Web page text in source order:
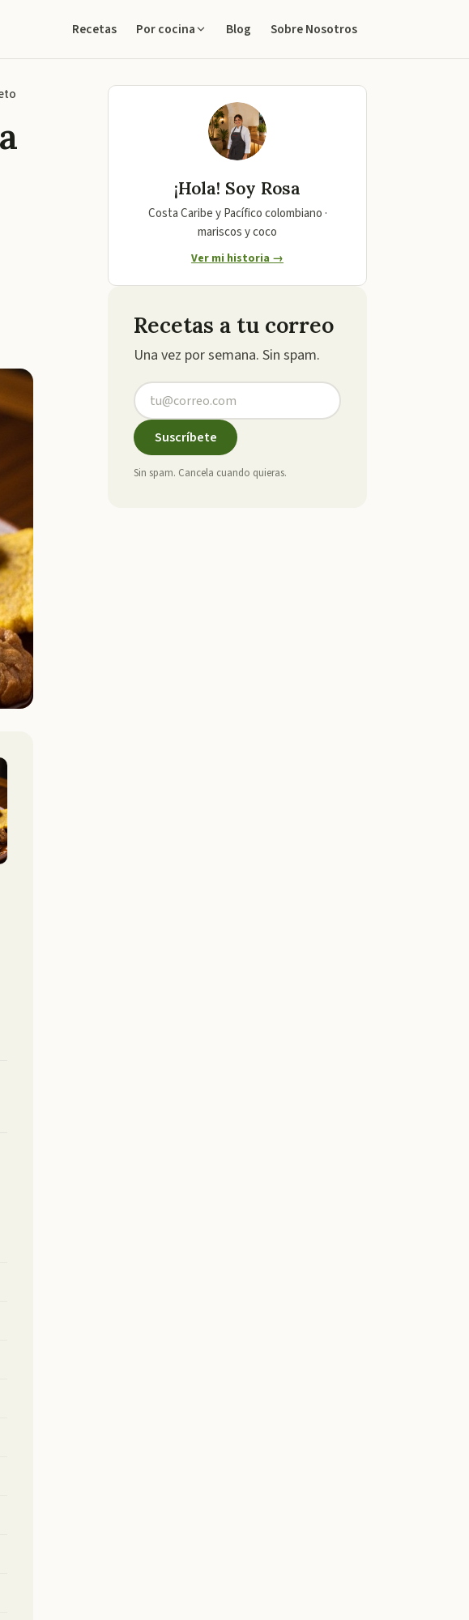
Recetas Por cocina Blog Sobre Nosotros
¡Hola! Soy Rosa
Costa Caribe y Pacífico colombiano ·
mariscos y coco
Ver mi historia →
Recetas a tu correo
Una vez por semana. Sin spam.
Suscríbete
Sin spam. Cancela cuando quieras.